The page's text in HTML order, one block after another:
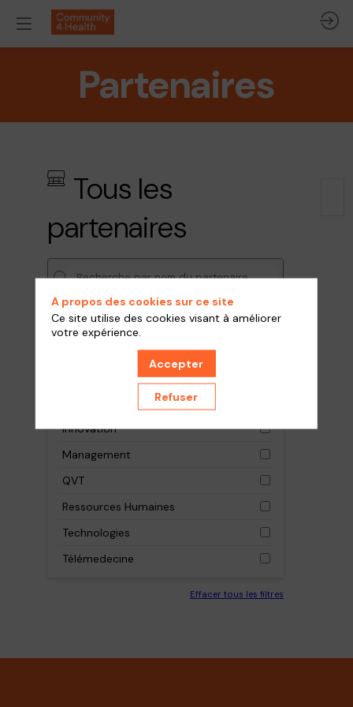
Partenaires
Tous les
partenaires
THÈMES
Innovation
Management
QVT
Ressources Humaines
Technologies
Télémedecine
Effacer tous les filtres
A propos des cookies sur ce site
Ce site utilise des cookies visant à améliorer
votre expérience.
Accepter
Refuser